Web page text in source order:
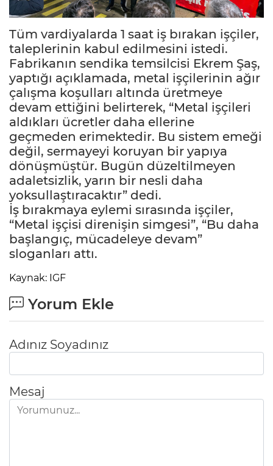
Tüm vardiyalarda 1 saat iş bırakan işçiler,
taleplerinin kabul edilmesini istedi.
Fabrikanın sendika temsilcisi Ekrem Şaş,
yaptığı açıklamada, metal işçilerinin ağır
çalışma koşulları altında üretmeye
devam ettiğini belirterek, “Metal işçileri
aldıkları ücretler daha ellerine
geçmeden erimektedir. Bu sistem emeği
değil, sermayeyi koruyan bir yapıya
dönüşmüştür. Bugün düzeltilmeyen
adaletsizlik, yarın bir nesli daha
yoksullaştıracaktır” dedi.
İş bırakmaya eylemi sırasında işçiler,
“Metal işçisi direnişin simgesi”, “Bu daha
başlangıç, mücadeleye devam”
sloganları attı.
Kaynak: IGF
Yorum Ekle
Adınız Soyadınız
Mesaj